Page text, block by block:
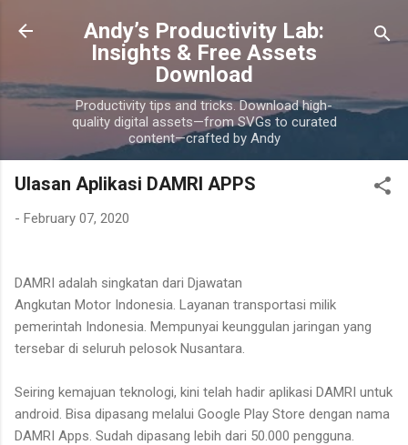
Skip to main content
Andy’s Productivity Lab:
Insights & Free Assets
Download
Productivity tips and tricks. Download high-
quality digital assets—from SVGs to curated
content—crafted by Andy
Ulasan Aplikasi DAMRI APPS
- February 07, 2020
DAMRI adalah singkatan dari Djawatan
Angkutan Motor Indonesia. Layanan transportasi milik
pemerintah Indonesia. Mempunyai keunggulan jaringan yang
tersebar di seluruh pelosok Nusantara.
Seiring kemajuan teknologi, kini telah hadir aplikasi DAMRI untuk
android. Bisa dipasang melalui Google Play Store dengan nama
DAMRI Apps. Sudah dipasang lebih dari 50.000 pengguna.